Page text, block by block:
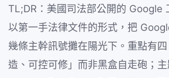
TL;DR：美國司法部公開的 Google
以第一手法律文件的形式，把
幾條主幹訊號攤在陽光下。重點有
造、可控可修」而非黑盒自走砲；